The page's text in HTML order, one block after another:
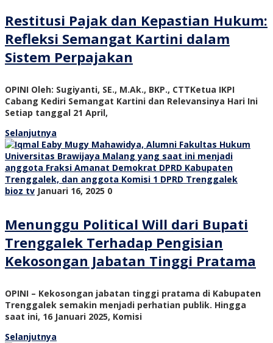
Restitusi Pajak dan Kepastian Hukum:
Refleksi Semangat Kartini dalam
Sistem Perpajakan
OPINI Oleh: Sugiyanti, SE., M.Ak., BKP., CTTKetua IKPI
Cabang Kediri Semangat Kartini dan Relevansinya Hari Ini
Setiap tanggal 21 April,
Selanjutnya
bioz tv Januari 16, 2025 0
Menunggu Political Will dari Bupati
Trenggalek Terhadap Pengisian
Kekosongan Jabatan Tinggi Pratama
OPINI – Kekosongan jabatan tinggi pratama di Kabupaten
Trenggalek semakin menjadi perhatian publik. Hingga
saat ini, 16 Januari 2025, Komisi
Selanjutnya